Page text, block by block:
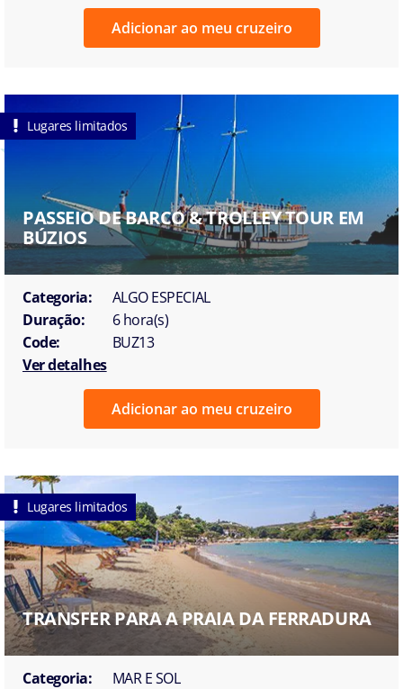
Adicionar ao meu cruzeiro
Lugares limitados
PASSEIO DE BARCO & TROLLEY TOUR EM
BÚZIOS
Categoria:
ALGO ESPECIAL
Duração:
6 hora(s)
Code:
BUZ13
Ver detalhes
Adicionar ao meu cruzeiro
Lugares limitados
TRANSFER PARA A PRAIA DA FERRADURA
Categoria: MAR E SOL